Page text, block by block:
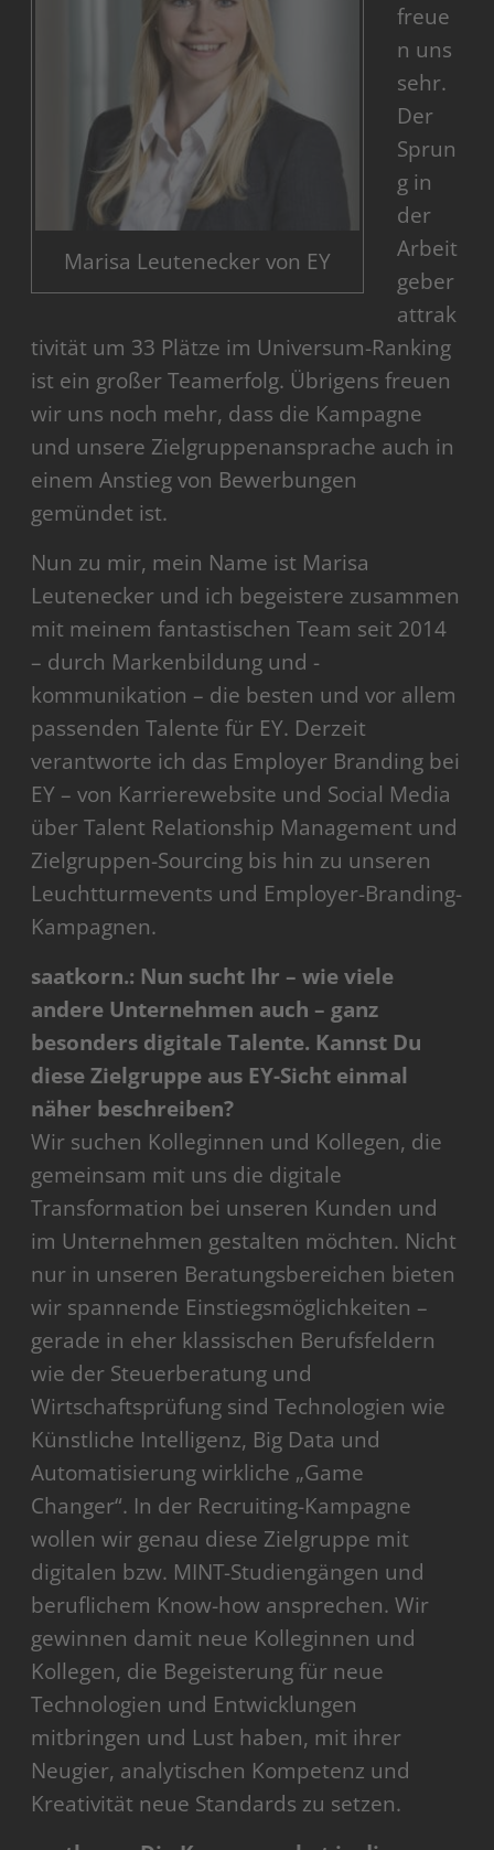
Marisa Leutenecker von EY
freue
n uns
sehr.
Der
Sprun
g in
der
Arbeit
geber
attrak
tivität um 33 Plätze im Universum-Ranking
ist ein großer Teamerfolg. Übrigens freuen
wir uns noch mehr, dass die Kampagne
und unsere Zielgruppenansprache auch in
einem Anstieg von Bewerbungen
gemündet ist.
Nun zu mir, mein Name ist Marisa
Leutenecker und ich begeistere zusammen
mit meinem fantastischen Team seit 2014
– durch Markenbildung und -
kommunikation – die besten und vor allem
passenden Talente für EY. Derzeit
verantworte ich das Employer Branding bei
EY – von Karrierewebsite und Social Media
über Talent Relationship Management und
Zielgruppen-Sourcing bis hin zu unseren
Leuchtturmevents und Employer-Branding-
Kampagnen.
saatkorn.: Nun sucht Ihr – wie viele
andere Unternehmen auch – ganz
besonders digitale Talente. Kannst Du
diese Zielgruppe aus EY-Sicht einmal
näher beschreiben?
Wir suchen Kolleginnen und Kollegen, die
gemeinsam mit uns die digitale
Transformation bei unseren Kunden und
im Unternehmen gestalten möchten. Nicht
nur in unseren Beratungsbereichen bieten
wir spannende Einstiegsmöglichkeiten –
gerade in eher klassischen Berufsfeldern
wie der Steuerberatung und
Wirtschaftsprüfung sind Technologien wie
Künstliche Intelligenz, Big Data und
Automatisierung wirkliche „Game
Changer“. In der Recruiting-Kampagne
wollen wir genau diese Zielgruppe mit
digitalen bzw. MINT-Studiengängen und
beruflichem Know-how ansprechen. Wir
gewinnen damit neue Kolleginnen und
Kollegen, die Begeisterung für neue
Technologien und Entwicklungen
mitbringen und Lust haben, mit ihrer
Neugier, analytischen Kompetenz und
Kreativität neue Standards zu setzen.